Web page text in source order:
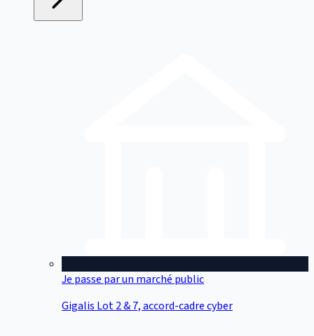
Je passe par un marché public
Gigalis Lot 2 & 7, accord-cadre cyber